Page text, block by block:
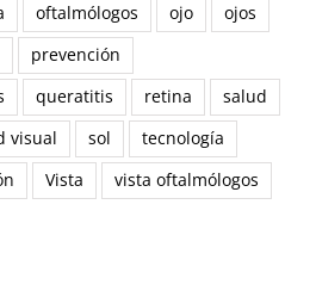
oftalmólogos ojo
ojos
prevención
queratitis retina
salud
visual sol
tecnología
Vista vista oftalmólogos